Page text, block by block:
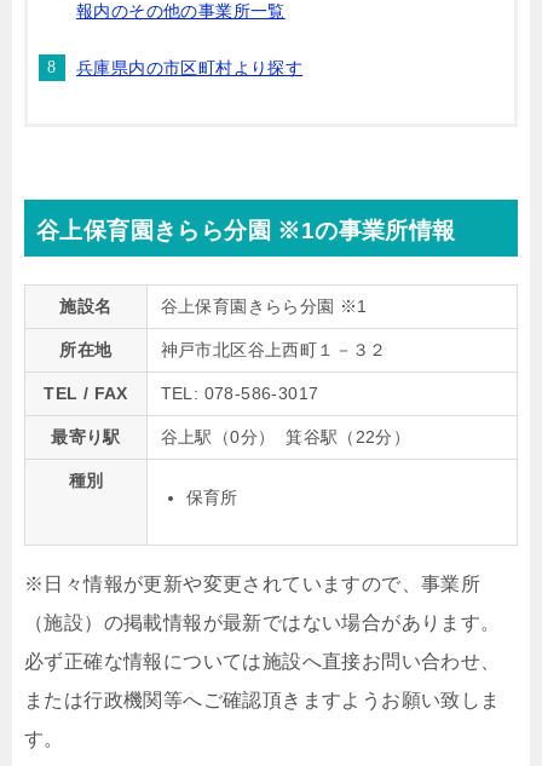
報内のその他の事業所一覧
兵庫県内の市区町村より探す
谷上保育園きらら分園 ※1の事業所情報
施設名 谷上保育園きらら分園 ※1
所在地 神戸市北区谷上西町１－３２
TEL / FAX TEL: 078-586-3017
最寄り駅 谷上駅（0分） 箕谷駅（22分）
種別
保育所
※日々情報が更新や変更されていますので、事業所
（施設）の掲載情報が最新ではない場合があります。
必ず正確な情報については施設へ直接お問い合わせ、
または行政機関等へご確認頂きますようお願い致しま
す。